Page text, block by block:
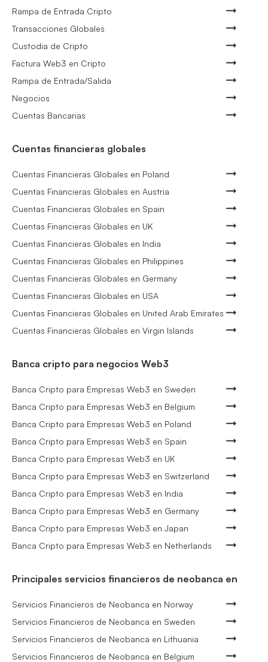
Rampa de Entrada Cripto
Transacciones Globales
Custodia de Cripto
Factura Web3 en Cripto
Rampa de Entrada/Salida
Negocios
Cuentas Bancarias
Cuentas financieras globales
Cuentas Financieras Globales en Poland
Cuentas Financieras Globales en Austria
Cuentas Financieras Globales en Spain
Cuentas Financieras Globales en UK
Cuentas Financieras Globales en India
Cuentas Financieras Globales en Philippines
Cuentas Financieras Globales en Germany
Cuentas Financieras Globales en USA
Cuentas Financieras Globales en United Arab Emirates
Cuentas Financieras Globales en Virgin Islands
Banca cripto para negocios Web3
Banca Cripto para Empresas Web3 en Sweden
Banca Cripto para Empresas Web3 en Belgium
Banca Cripto para Empresas Web3 en Poland
Banca Cripto para Empresas Web3 en Spain
Banca Cripto para Empresas Web3 en UK
Banca Cripto para Empresas Web3 en Switzerland
Banca Cripto para Empresas Web3 en India
Banca Cripto para Empresas Web3 en Germany
Banca Cripto para Empresas Web3 en Japan
Banca Cripto para Empresas Web3 en Netherlands
Principales servicios financieros de neobanca en
Servicios Financieros de Neobanca en Norway
Servicios Financieros de Neobanca en Sweden
Servicios Financieros de Neobanca en Lithuania
Servicios Financieros de Neobanca en Belgium